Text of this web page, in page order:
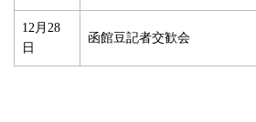
12月28
日
函館豆記者交歓会